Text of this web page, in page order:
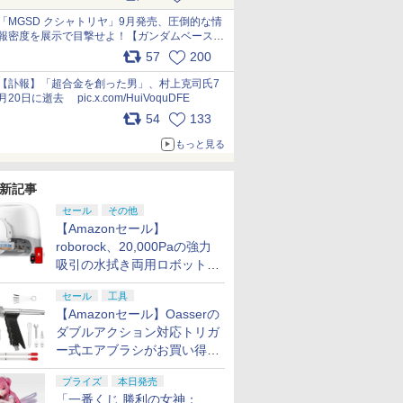
新フォーマットでキット化！
nszPIDTpbg
MGSD クシャトリヤ」9月発売、圧倒的な情
密度を展示で目撃せよ！【ガンダムベース撮
り下ろし】 pic.x.com/3rPjsfk7qZ
57 200
訃報】「超合金を創った男」、村上克司氏7
月20日に逝去 pic.x.com/HuiVoquDFE
54 133
もっと見る
記事
セール その他
【Amazonセール】
roborock、20,000Paの強力
吸引の水拭き両用ロボット掃
除機「Qrevo Curv 2 Flow」
がお買い得！
セール 工具
【Amazonセール】Oasserの
ダブルアクション対応トリガ
ー式エアブラシがお買い得価
格で登場！
プライズ 本日発売
「一番くじ 勝利の女神：